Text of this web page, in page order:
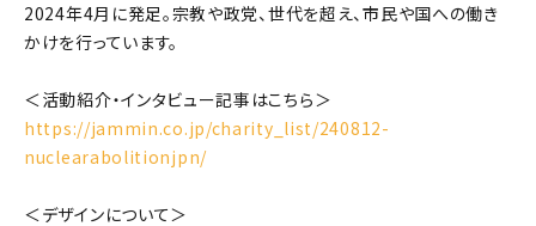
2024年4月に発足。宗教や政党、世代を超え、市民や国への働き
かけを行っています。
＜活動紹介・インタビュー記事はこちら＞
https://jammin.co.jp/charity_list/240812-
nuclearabolitionjpn/
＜デザインについて＞